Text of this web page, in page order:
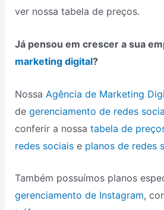
ver nossa tabela de preços.
Já pensou em crescer a sua
marketing digital?
Nossa Agência de Marketing
de gerenciamento de redes
conferir a nossa tabela de
redes sociaise planos de redes
Também possuímos planos
gerenciamento de Instagram,